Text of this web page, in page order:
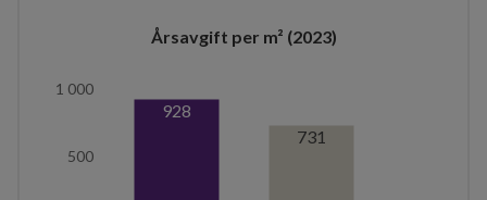
Årsavgift per m² (2023)
500
1 000
928
731